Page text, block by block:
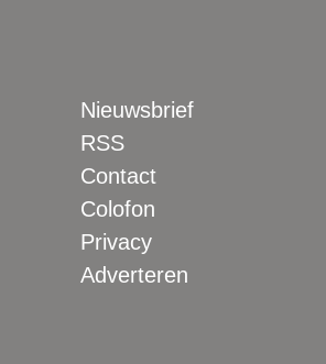
Nieuwsbrief
RSS
Contact
Colofon
Privacy
Adverteren